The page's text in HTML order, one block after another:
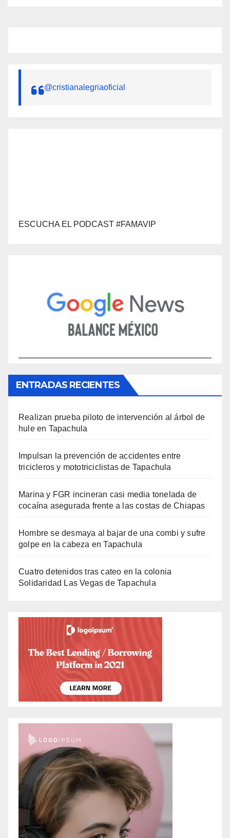
@cristianalegriaoficial
ESCUCHA EL PODCAST #FAMAVIP
ENTRADAS RECIENTES
Realizan prueba piloto de intervención al árbol de
hule en Tapachula
Impulsan la prevención de accidentes entre
tricicleros y mototriciclistas de Tapachula
Marina y FGR incineran casi media tonelada de
cocaína asegurada frente a las costas de Chiapas
Hombre se desmaya al bajar de una combi y sufre
golpe en la cabeza en Tapachula
Cuatro detenidos tras cateo en la colonia
Solidaridad Las Vegas de Tapachula